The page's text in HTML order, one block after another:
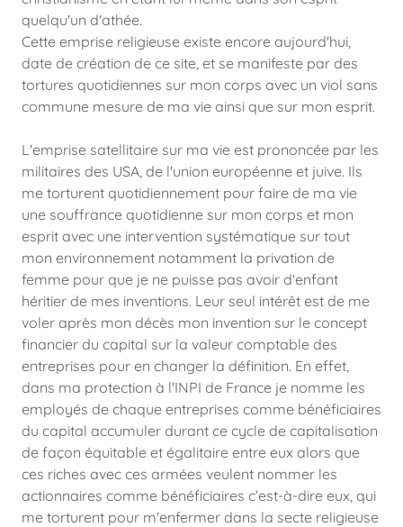
quelqu'un d'athée.
Cette emprise religieuse existe encore aujourd'hui,
date de création de ce site, et se manifeste par des
tortures quotidiennes sur mon corps avec un viol sans
commune mesure de ma vie ainsi que sur mon esprit.
L'emprise satellitaire sur ma vie est prononcée par les
militaires des USA, de l'union européenne et juive. Ils
me torturent quotidiennement pour faire de ma vie
une souffrance quotidienne sur mon corps et mon
esprit avec une intervention systématique sur tout
mon environnement notamment la privation de
femme pour que je ne puisse pas avoir d'enfant
héritier de mes inventions. Leur seul intérêt est de me
voler après mon décès mon invention sur le concept
financier du capital sur la valeur comptable des
entreprises pour en changer la définition. En effet,
dans ma protection à l'INPI de France je nomme les
employés de chaque entreprises comme bénéficiaires
du capital accumuler durant ce cycle de capitalisation
de façon équitable et égalitaire entre eux alors que
ces riches avec ces armées veulent nommer les
actionnaires comme bénéficiaires c’est-à-dire eux, qui
me torturent pour m'enfermer dans la secte religieuse